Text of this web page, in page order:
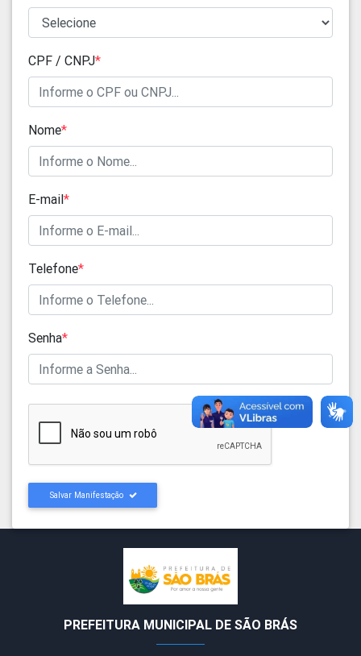
CPF / CNPJ*
Nome*
E-mail*
Telefone*
Senha*
Salvar Manifestação
PREFEITURA MUNICIPAL DE SÃO BRÁS